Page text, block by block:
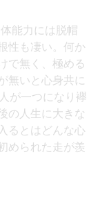
能力には脱帽
性も凄い。何か
で無く、極める
無いと心身共に
が一つになり襷
の人生に大きな
るとはどんな心
められた走が羨